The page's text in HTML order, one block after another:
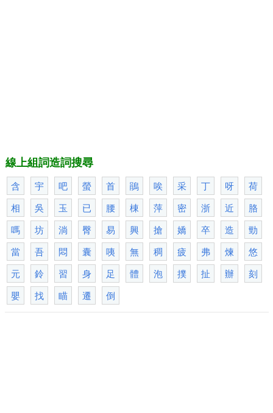
線上組詞造詞搜尋
含
宇 吧 螢 首 鵑 唉 采 丁 呀
荷
相
吳 玉 已 腰 棟 萍 密 浙 近
胳
嗎
坊 淌 臀 易 興 搶 嬌 卒 造
勁
當
吾 悶 囊 咦 無 稠 疲 弗 煉
悠
元
鈴 習 身 足 體 泡 撲 扯 辦
刻
嬰
找 瞄 遷 倒